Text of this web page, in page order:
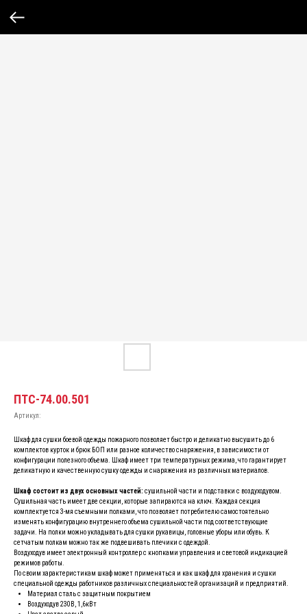
ПТС-74.00.501
Артикул:
Шкаф для сушки боевой одежды пожарного позволяет быстро и деликатно высушить до 6
комплектов курток и брюк БОП или разное количество снаряжения, в зависимости от
конфигурации полезного объема. Шкаф имеет три температурных режима, что гарантирует
деликатную и качественную сушку одежды и снаряжения из различных материалов.
Шкаф состоит из двух основных частей: сушильной части и подставки с воздуходувом.
Сушильная часть имеет две секции, которые запираются на ключ. Каждая секция
комплектуется 3-мя съемными полками, что позволяет потребителю самостоятельно
изменять конфигурацию внутреннего объема сушильной части под соответствующие
задачи. На полки можно укладывать для сушки рукавицы, головные уборы или обувь. К
сетчатым полкам можно так же подвешивать плечики с одеждой.
Воздуходув имеет электронный контроллер с кнопками управления и световой индикацией
режимов работы.
По своим характеристикам шкаф может применяться и как шкаф для хранения и сушки
специальной одежды работников различных специальностей организаций и предприятий.
Материал сталь с защитным покрытием
Воздуходув 230В, 1,6кВт